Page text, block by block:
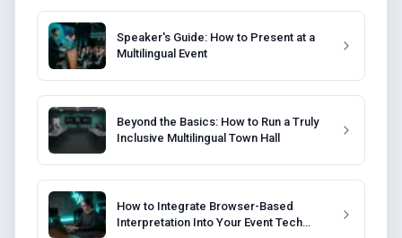
Speaker's Guide: How to Present at a
Multilingual Event
Beyond the Basics: How to Run a Truly
Inclusive Multilingual Town Hall
How to Integrate Browser-Based
Interpretation Into Your Event Tech